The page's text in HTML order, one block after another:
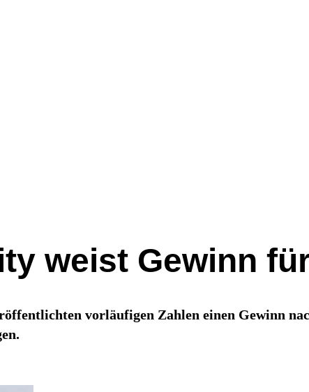
weist Gewinn
vorläufigen Zahlen einen Gewinn